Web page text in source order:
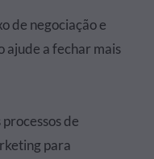
de negociação e
ajude a fechar mais
de
para